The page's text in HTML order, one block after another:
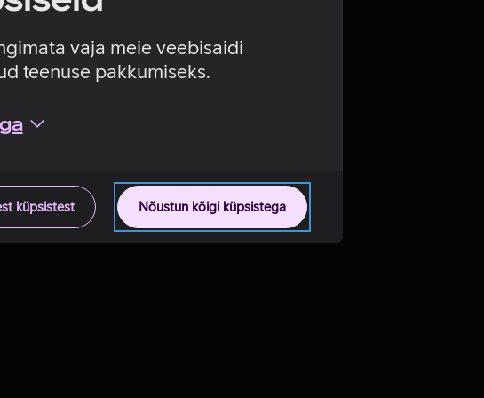
vaja meie veebisaidi
teenuse pakkumiseks.
Nõustun kõigi küpsistega
küpsistest